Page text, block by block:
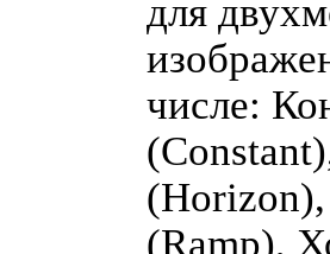
для
числе:
(Ramp),